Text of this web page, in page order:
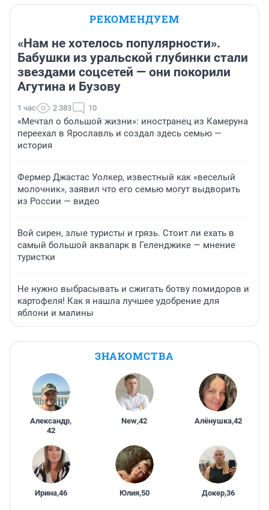
РЕКОМЕНДУЕМ
«Нам не хотелось популярности».
Бабушки из уральской глубинки стали
звездами соцсетей — они покорили
Агутина и Бузову
1 час 2 383 10
«Мечтал о большой жизни»: иностранец из Камеруна
переехал в Ярославль и создал здесь семью —
история
Фермер Джастас Уолкер, известный как «веселый
молочник», заявил что его семью могут выдворить
из России — видео
Вой сирен, злые туристы и грязь. Стоит ли ехать в
самый большой аквапарк в Геленджике — мнение
туристки
Не нужно выбрасывать и сжигать ботву помидоров и
картофеля! Как я нашла лучшее удобрение для
яблони и малины
ЗНАКОМСТВА
Александр,
42
New,42 Алёнушка,42
Ирина,46 Юлия,50 Докер,36